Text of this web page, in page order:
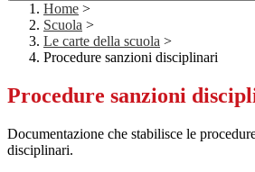
Home >
Scuola >
Le carte della scuola >
Procedure sanzioni disciplinari
Procedure sanzioni
Documentazione che stabilisce le
disciplinari.